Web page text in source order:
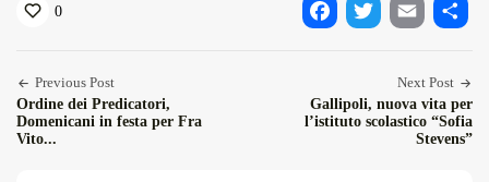
0
Previous Post
Ordine dei Predicatori,
Domenicani in festa per Fra
Vito...
Next Post
Gallipoli, nuova vita per
l’istituto scolastico “Sofia
Stevens”